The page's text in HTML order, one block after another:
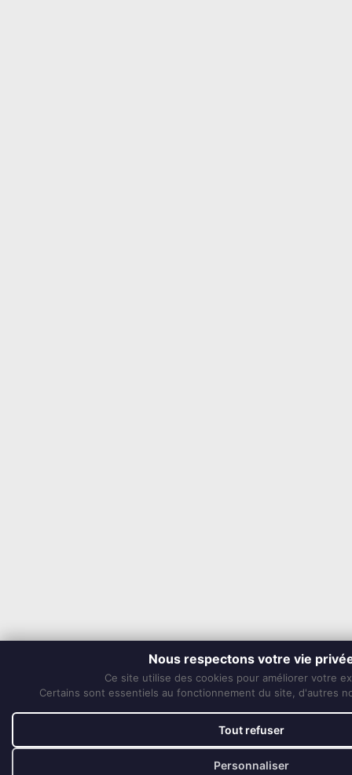
Nous respectons votre vie
Ce site utilise des cookies pour améliorer votre
Certains sont essentiels au fonctionnement du site, d'autres
Tout refuser
Personnaliser